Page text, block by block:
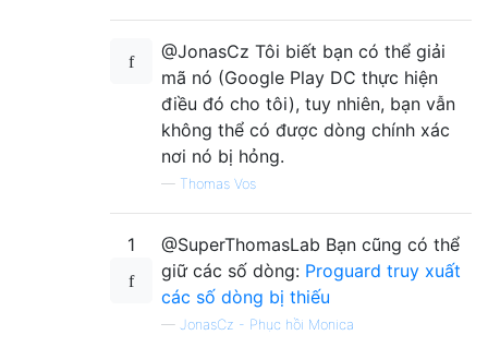
@JonasCz Tôi biết bạn có thể giải
mã nó (Google Play DC thực hiện
điều đó cho tôi), tuy nhiên, bạn vẫn
không thể có được dòng chính xác
nơi nó bị hỏng.
— Thomas Vos
1
@SuperThomasLab Bạn cũng có thể
giữ các số dòng: Proguard truy xuất
các số dòng bị thiếu
— JonasCz - Phục hồi Monica